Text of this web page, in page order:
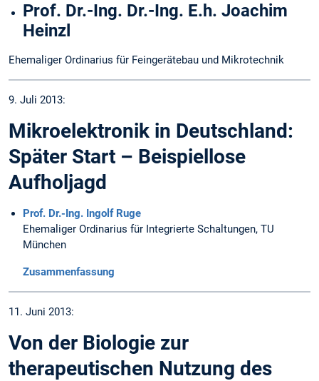
Prof. Dr.-Ing. Dr.-Ing. E.h. Joachim
Heinzl
Ehemaliger Ordinarius für Feingerätebau und Mikrotechnik
9. Juli 2013:
Mikroelektronik in Deutschland:
Später Start – Beispiellose
Aufholjagd
Prof. Dr.-Ing. Ingolf Ruge
Ehemaliger Ordinarius für Integrierte Schaltungen, TU
München
Zusammenfassung
11. Juni 2013:
Von der Biologie zur
therapeutischen Nutzung des